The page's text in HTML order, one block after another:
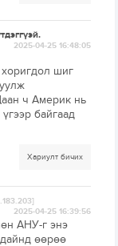
2025-04-25 16:48:05
шиг
ч Америк нь
байгаад
Хариулт бичих
2025-04-25 16:39:56
АНУ-г энэ
өөрөө